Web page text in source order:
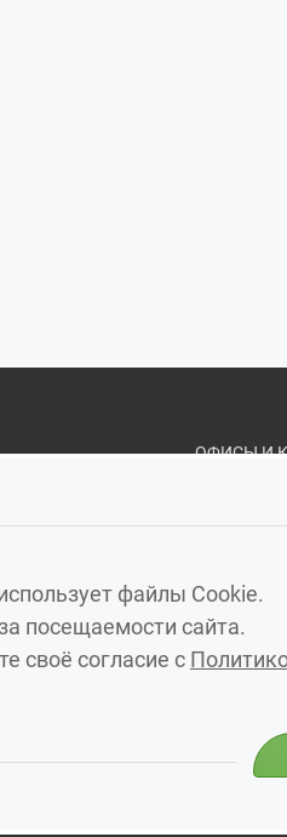
ОФИСЫ И
файлы Cookie.
посещаемости сайта.
своё согласие с